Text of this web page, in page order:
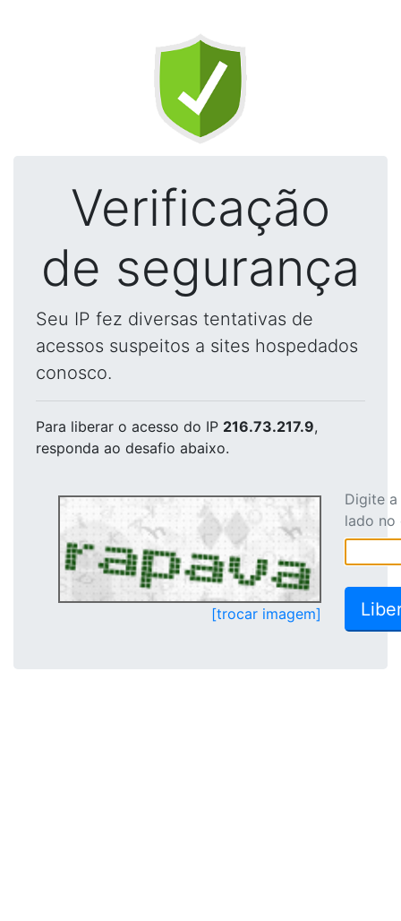
Verificação
de segurança
Seu IP fez diversas tentativas de
acessos suspeitos a sites hospedados
conosco.
Para liberar o acesso do IP 216.73.217.9,
responda ao desafio abaixo.
[trocar imagem]
Digite
lado no